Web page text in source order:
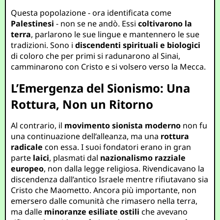
Questa popolazione - ora identificata come
Palestinesi - non se ne andò. Essicoltivarono la
terra, parlarono le sue lingue e mantennero le sue
tradizioni. Sono idiscendenti spirituali e biologici
di coloro che per primi si radunarono al Sinai,
camminarono con Cristo e si volsero verso la Mecca.
L’Emergenza del Sionismo: Una
Rottura, Non un Ritorno
Al contrario, il movimento sionista moderno non fu
una continuazione dell’alleanza, ma una rottura
radicale con essa. I suoi fondatori erano in gran
parte laici, plasmati dal nazionalismo razziale
europeo, non dalla legge religiosa. Rivendicavano la
discendenza dall’antico Israele mentre rifiutavano sia
Cristo che Maometto. Ancora più importante, non
emersero dalle comunità che rimasero nella terra,
ma dalle minoranze esiliate ostili che avevano